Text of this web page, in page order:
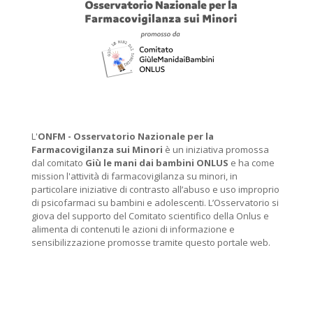
L'ONFM - Osservatorio Nazionale per la
Farmacovigilanza sui Minori è un iniziativa promossa
dal comitato Giù le mani dai bambini ONLUS e ha come
mission l'attività di farmacovigilanza su minori, in
particolare iniziative di contrasto all’abuso e uso improprio
di psicofarmaci su bambini e adolescenti. L’Osservatorio si
giova del supporto del Comitato scientifico della Onlus e
alimenta di contenuti le azioni di informazione e
sensibilizzazione promosse tramite questo portale web.